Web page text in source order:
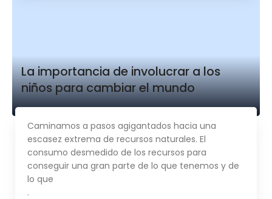
La importancia de involucrar a los
niños para cambiar el mundo
Caminamos a pasos agigantados hacia una
escasez extrema de recursos naturales. El
consumo desmedido de los recursos para
conseguir una gran parte de lo que tenemos y de
lo que
.